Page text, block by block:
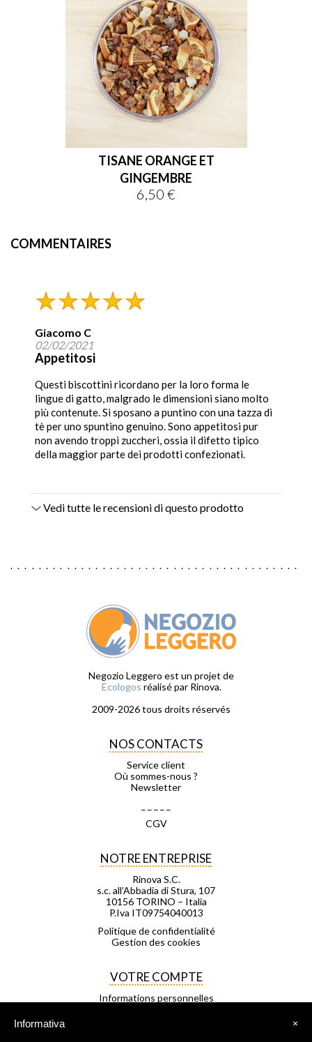
TISANE ORANGE ET
GINGEMBRE
Prix
6,50 €
COMMENTAIRES
Giacomo C
02/02/2021
Appetitosi
Questi biscottini ricordano per la loro forma le
lingue di gatto, malgrado le dimensioni siano molto
più contenute. Si sposano a puntino con una tazza di
tè per uno spuntino genuino. Sono appetitosi pur
non avendo troppi zuccheri, ossia il difetto tipico
della maggior parte dei prodotti confezionati.
Vedi tutte le recensioni di questo prodotto
Negozio Leggero est un projet de
Ecologos réalisé par Rinova.
2009-2026 tous droits réservés
NOS CONTACTS
Service client
Où sommes-nous ?
Newsletter
CGV
NOTRE ENTREPRISE
Rinova S.C.
s.c. all’Abbadia di Stura, 107
10156 TORINO – Italia
P.Iva IT09754040013
Politique de confidentialité
Gestion des cookies
VOTRE COMPTE
Informations personnelles
×
Informativa